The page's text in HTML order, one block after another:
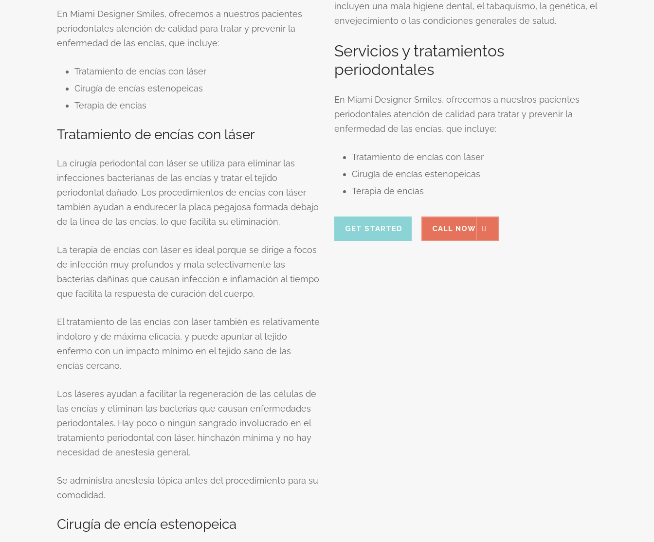
En Miami Designer Smiles, ofrecemos a nuestros pacientes
periodontales atención de calidad para tratar y prevenir la
enfermedad de las encías, que incluye:
Tratamiento de encías con láser
Cirugía de encías estenopeicas
Terapia de encías
Tratamiento de encías con láser
La cirugía periodontal con láser se utiliza para eliminar las
infecciones bacterianas de las encías y tratar el tejido
periodontal dañado. Los procedimientos de encías con láser
también ayudan a endurecer la placa pegajosa formada debajo
de la línea de las encías, lo que facilita su eliminación.
La terapia de encías con láser es ideal porque se dirige a focos
de infección muy profundos y mata selectivamente las
bacterias dañinas que causan infección e inflamación al tiempo
que facilita la respuesta de curación del cuerpo.
El tratamiento de las encías con láser también es relativamente
indoloro y de máxima eficacia, y puede apuntar al tejido
enfermo con un impacto mínimo en el tejido sano de las
encías cercano.
Los láseres ayudan a facilitar la regeneración de las células de
las encías y eliminan las bacterias que causan enfermedades
periodontales. Hay poco o ningún sangrado involucrado en el
tratamiento periodontal con láser, hinchazón mínima y no hay
necesidad de anestesia general.
Se administra anestesia tópica antes del procedimiento para su
comodidad.
Cirugía de encía estenopeica
incluyen una mala higiene dental, el tabaquismo, la genética, el
envejecimiento o las condiciones generales de salud.
Servicios y tratamientos
periodontales
En Miami Designer Smiles, ofrecemos a nuestros pacientes
periodontales atención de calidad para tratar y prevenir la
enfermedad de las encías, que incluye:
Tratamiento de encías con láser
Cirugía de encías estenopeicas
Terapia de encías
GET STARTED CALL NOW